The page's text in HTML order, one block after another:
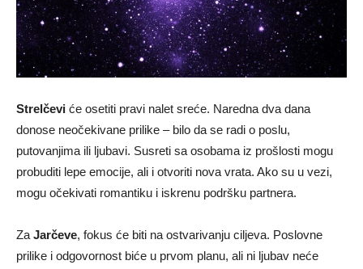
Strelčevi će osetiti pravi nalet sreće. Naredna dva dana
donose neočekivane prilike – bilo da se radi o poslu,
putovanjima ili ljubavi. Susreti sa osobama iz prošlosti mogu
probuditi lepe emocije, ali i otvoriti nova vrata. Ako su u vezi,
mogu očekivati romantiku i iskrenu podršku partnera.
Za Jarčeve, fokus će biti na ostvarivanju ciljeva. Poslovne
prilike i odgovornost biće u prvom planu, ali ni ljubav neće